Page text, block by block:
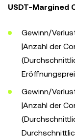
USDT-Margined
Gewinn/
|Anzahl der
Gewinn/
|Anzahl der